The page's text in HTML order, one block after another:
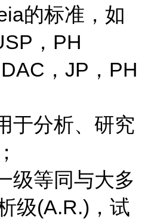
的标准，如
，PH
，JP，PH
于分析、研究
级等同与大多
级(A.R.)，试